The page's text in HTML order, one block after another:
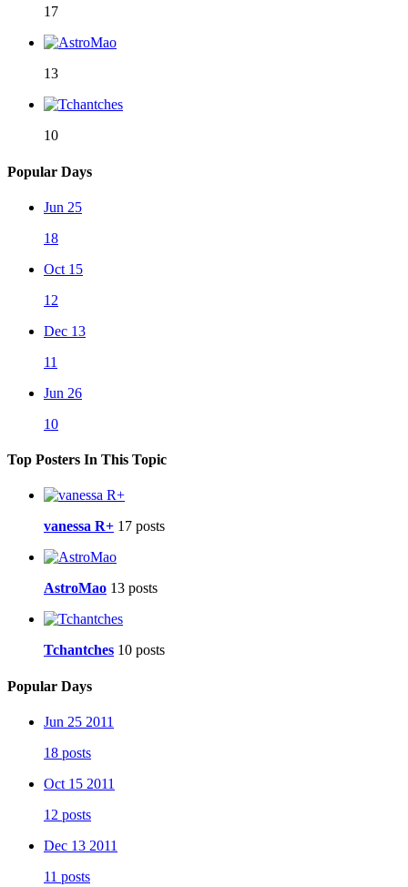
17
13
10
Popular Days
Jun 25
18
Oct 15
12
Dec 13
11
Jun 26
10
Top Posters In This Topic
vanessa R+ 17 posts
AstroMao 13 posts
Tchantches 10 posts
Popular Days
Jun 25 2011
18 posts
Oct 15 2011
12 posts
Dec 13 2011
11 posts